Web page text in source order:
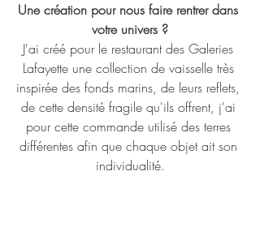
Une création pour nous faire rentrer dans
votre univers ?
J'ai créé pour le restaurant des Galeries
Lafayette une collection de vaisselle très
inspirée des fonds marins, de leurs reflets,
de cette densité fragile qu'ils offrent, j'ai
pour cette commande utilisé des terres
différentes afin que chaque objet ait son
individualité.